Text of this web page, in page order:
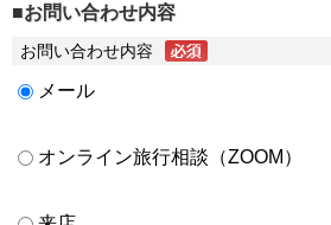
■お問い合わせ内容
お問い合わせ内容
メール
オンライン旅行相談（ZOOM）